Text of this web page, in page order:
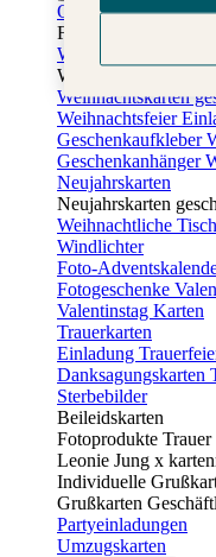
Osterkarten
Fotogeschenke zu
Weihnachtskarten
Weihnachtskarten
Weihnachtskarten
Weihnachtsfeier
Geschenkaufkleber
Geschenkanhänger
Neujahrskarten
Neujahrskarten
Weihnachtliche
Windlichter
Foto-
Fotogeschenke
Valentinstag Karten
Trauerkarten
Einladung
Danksagungskarten
Sterbebilder
Beileidskarten
Fotoprodukte Trauer
Leonie Jung x
Individuelle
Grußkarten
Partyeinladungen
Umzugskarten